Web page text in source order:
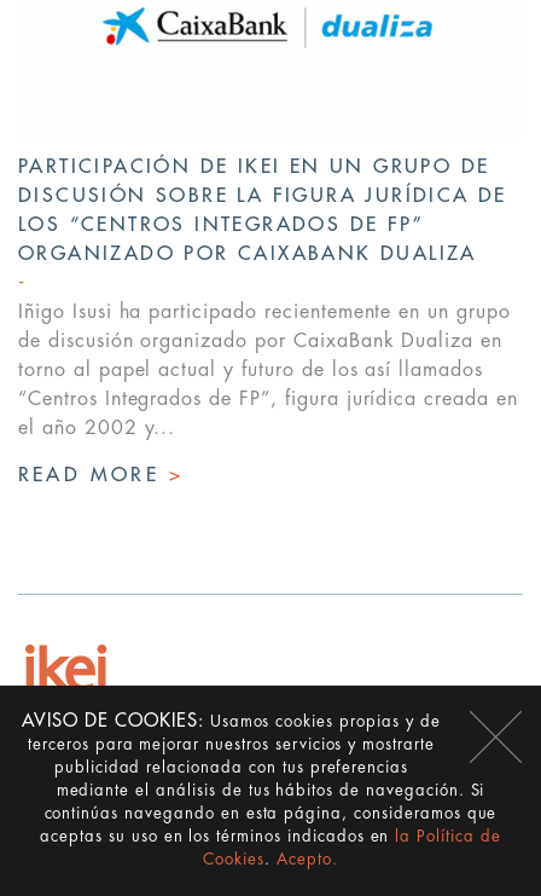
AVISO DE COOKIES:
Usamos cookies propias y de
terceros para mejorar nuestros servicios y mostrarte
publicidad relacionada con tus preferencias
mediante el análisis de tus hábitos de navegación. Si
continúas navegando en esta página, consideramos que
aceptas su uso en los términos indicados en
la Política de
Cookies. Acepto.
PARTICIPACIÓN DE IKEI EN UN GRUPO DE
DISCUSIÓN SOBRE LA FIGURA JURÍDICA DE
LOS “CENTROS INTEGRADOS DE FP”
ORGANIZADO POR CAIXABANK DUALIZA
Iñigo Isusi ha participado recientemente en un grupo
de discusión organizado por CaixaBank Dualiza en
torno al papel actual y futuro de los así llamados
“Centros Integrados de FP”, figura jurídica creada en
el año 2002 y...
READ MORE >
SINCE 1977
WHAT WE DO
Public sector consulting